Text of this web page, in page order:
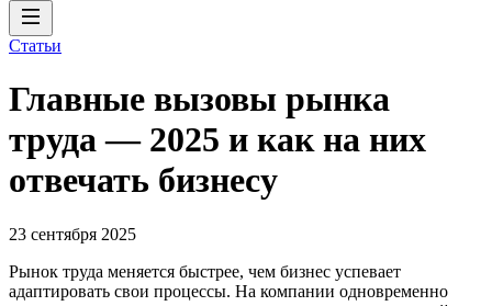
Статьи
Главные вызовы рынка
труда — 2025 и как на них
отвечать бизнесу
23 сентября 2025
Рынок труда меняется быстрее, чем бизнес успевает
адаптировать свои процессы. На компании одновременно